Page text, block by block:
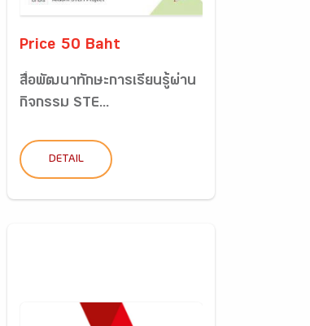
Price 50 Baht
สื่อพัฒนาทักษะการเรียนรู้ผ่าน
กิจกรรม STE...
DETAIL